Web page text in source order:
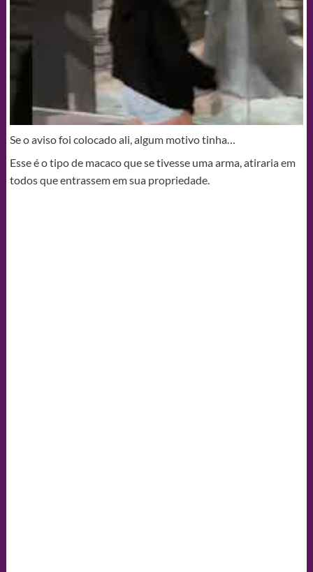
Se o aviso foi colocado ali, algum motivo tinha…
Esse é o tipo de macaco que se tivesse uma arma, atiraria em
todos que entrassem em sua propriedade.